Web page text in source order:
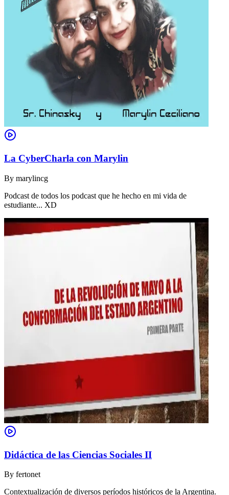
La CyberCharla con Marylin
By marylincg
Podcast de todos los podcast que he hecho en mi vida de
estudiante... XD
Didáctica de las Ciencias Sociales II
By fertonet
Contextualización de diversos períodos históricos de la Argentina.